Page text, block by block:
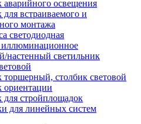
аварийного освещения
встраиваемого и
монтажа
светодиодная
настенный светильник
торшерный, столбик световой
ориентации
для стройплощадок
для линейных систем